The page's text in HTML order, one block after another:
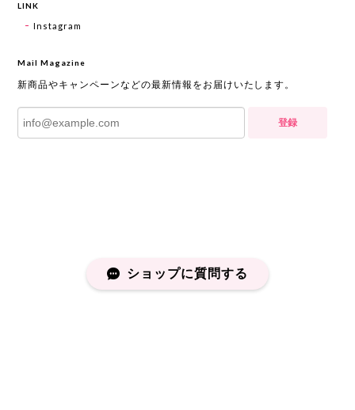
LINK
Instagram
Mail Magazine
新商品やキャンペーンなどの最新情報をお届けいたします。
登録
ショップに質問する